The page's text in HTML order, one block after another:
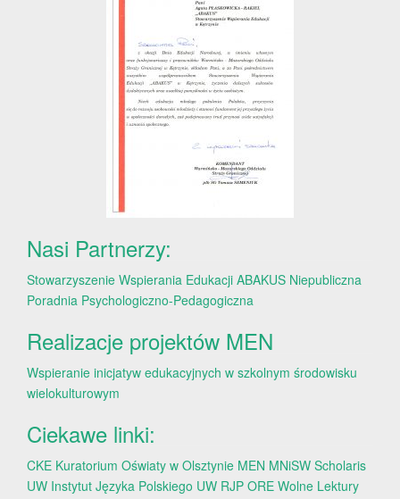
Nasi Partnerzy:
Stowarzyszenie Wspierania Edukacji ABAKUS Niepubliczna
Poradnia Psychologiczno-Pedagogiczna
Realizacje projektów MEN
Wspieranie inicjatyw edukacyjnych w szkolnym środowisku
wielokulturowym
Ciekawe linki:
CKE Kuratorium Oświaty w Olsztynie MEN MNiSW Scholaris
UW Instytut Języka Polskiego UW RJP ORE Wolne Lektury